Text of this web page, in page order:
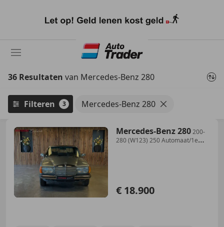
naar
36 Resultaten van Mercedes-Benz 280
Filteren 3 Mercedes-Benz 280
Mercedes-Benz 280200-
280 (W123) 250 Automaat/1e
€ 18.900